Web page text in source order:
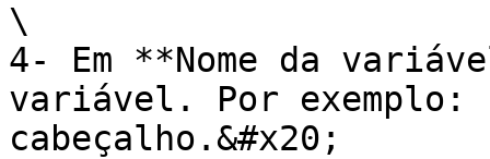
\
4- Em **Nome da
variável. Por exemplo:
cabeçalho.&#x20;